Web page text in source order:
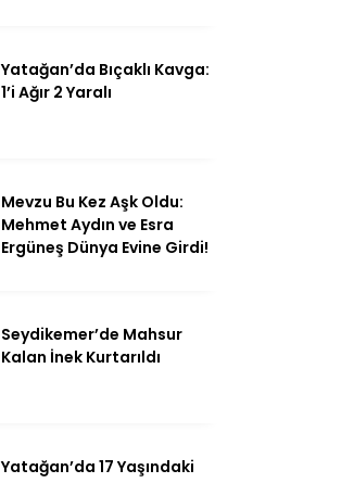
Yatağan’da Bıçaklı Kavga:
1’i Ağır 2 Yaralı
Mevzu Bu Kez Aşk Oldu:
Mehmet Aydın ve Esra
Ergüneş Dünya Evine Girdi!
Seydikemer’de Mahsur
Kalan İnek Kurtarıldı
Yatağan’da 17 Yaşındaki